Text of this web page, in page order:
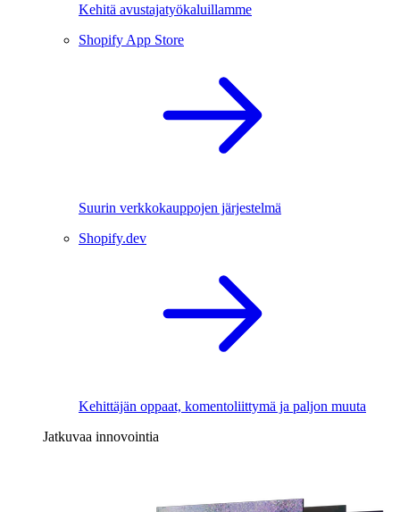
Kehitä avustajatyökaluillamme
Shopify App Store
Suurin verkkokauppojen järjestelmä
Shopify.dev
Kehittäjän oppaat, komentoliittymä ja paljon muuta
Jatkuvaa innovointia